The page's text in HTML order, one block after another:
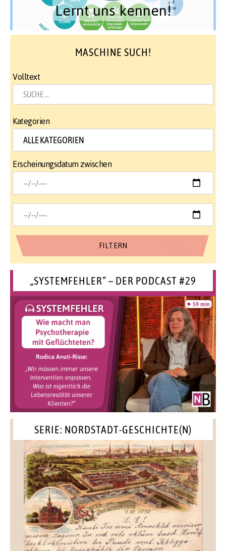
Lernt uns kennen!
MASCHINE SUCH!
Volltext
Kategorien
Erscheinungsdatum zwischen
„SYSTEMFEHLER“ – DER PODCAST #29
SERIE: NORDSTADT-GESCHICHTE(N)